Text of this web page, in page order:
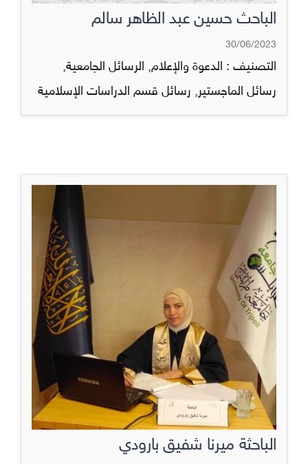
الباحث حسين عبد الظاهر سالم
30/06/2023
التصنيف : الدعوة والإعلام, الرسائل الجامعية,
رسائل الماجستير, رسائل قسم الدراسات الإسلامية
الباحثة ميرنا شفيق بارودي